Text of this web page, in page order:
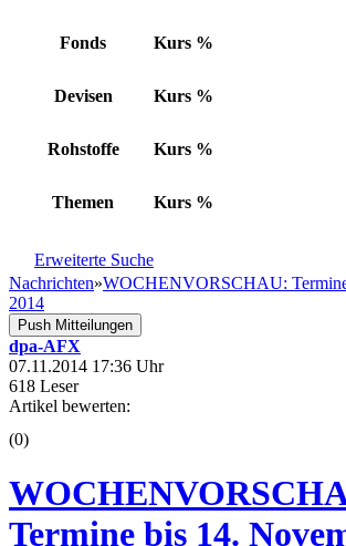
Fonds Kurs %
Devisen Kurs %
Rohstoffe Kurs %
Themen Kurs %
Erweiterte Suche
Nachrichten»WOCHENVORSCHAU:
2014
Push Mitteilungen
dpa-AFX
07.11.2014 17:36 Uhr
618 Leser
Artikel bewerten:
(0)
Termine bis 14.